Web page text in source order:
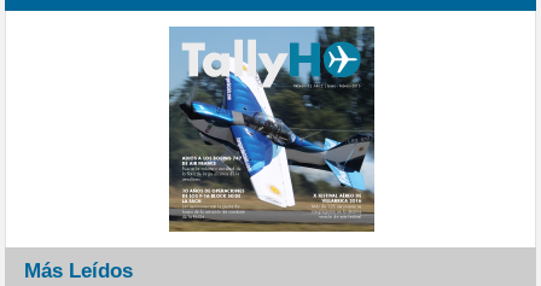
Más Leídos